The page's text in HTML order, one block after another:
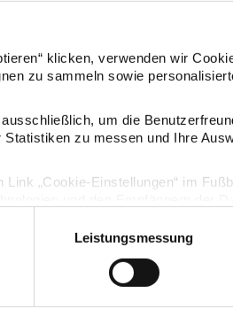
klicken, verwenden wir
zu sammeln sowie
um die
zu messen und Ihre
„Cookie-Einstellungen“ im
Leistungsmessung
Bascetta Origamipapier Gold-Silber
Paper